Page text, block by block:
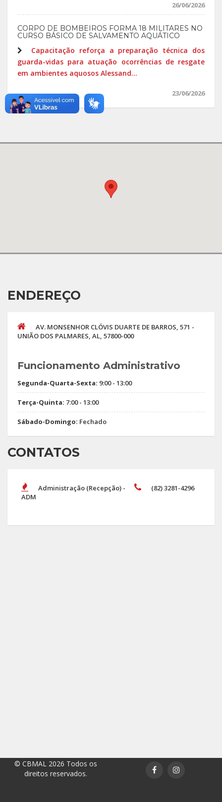
26/06/2026
CORPO DE BOMBEIROS FORMA 18 MILITARES NO
CURSO BÁSICO DE SALVAMENTO AQUÁTICO
Capacitação reforça a preparação técnica dos
guarda-vidas para atuação ocorrências de resgate
em ambientes aquosos Alessand...
23/06/2026
ENDEREÇO
AV. MONSENHOR CLÓVIS DUARTE DE BARROS, 571 -
UNIÃO DOS PALMARES, AL, 57800-000
Funcionamento Administrativo
Segunda-Quarta-Sexta: 9:00 - 13:00
Terça-Quinta: 7:00 - 13:00
Sábado-Domingo: Fechado
CONTATOS
Administração (Recepção) -
ADM
(82) 3281-4296
© CBMAL 2026 Todos os
direitos reservados.